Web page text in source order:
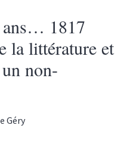
1817
la littérature et
non-
Géry